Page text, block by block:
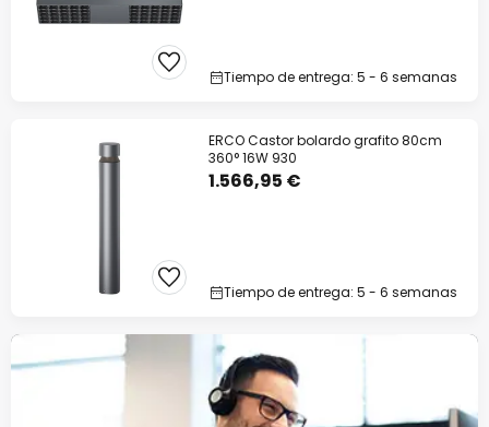
Tiempo de entrega: 5 - 6 semanas
ERCO Castor bolardo grafito 80cm
360° 16W 930
1.566,95 €
Tiempo de entrega: 5 - 6 semanas